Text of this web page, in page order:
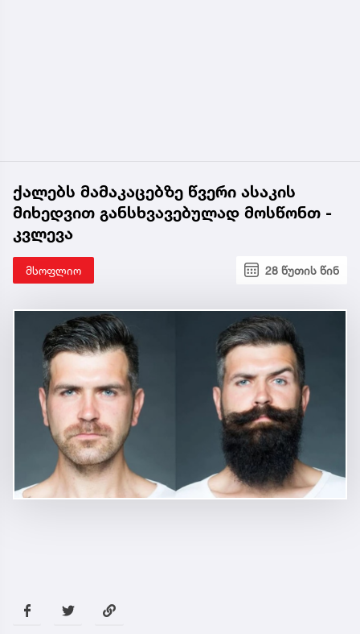
ქალებს მამაკაცებზე წვერი ასაკის
მიხედვით განსხვავებულად მოსწონთ -
კვლევა
მსოფლიო 28 წუთის წინ